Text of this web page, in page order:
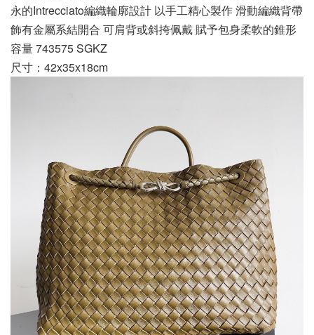
永的Intrecciato編織輪廓設計 以手工精心製作 滑動編織背帶
飾有金屬系結開合 可肩背或斜挎佩戴 賦予包身柔軟的錐形
容量 743575 SGKZ
尺寸：42x35x18cm